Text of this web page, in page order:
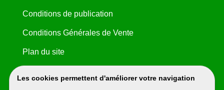
Les cookies permettent d'améliorer votre navigation
Conditions de publication
Conditions Générales de Vente
Plan du site